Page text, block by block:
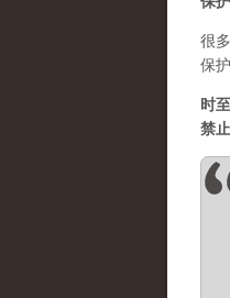
很
保
时
禁